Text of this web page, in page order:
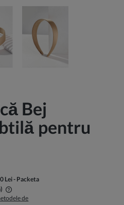
Bej
pentru
Lei- Packeta
costuri de plata
de